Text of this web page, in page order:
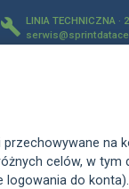
 LINIA TECHNICZNA ·
serwer
na
celów, w tym
logowania do konta).